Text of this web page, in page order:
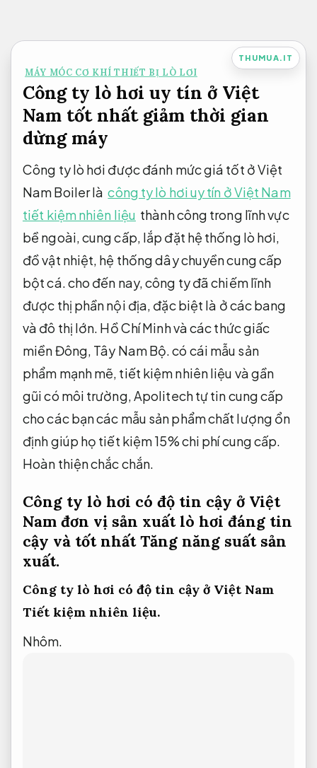
nội
dung
THUMUA.IT
MÁY MÓC CƠ KHÍ THIẾT BỊ LÒ LƠI
Công ty lò hơi uy tín ở Việt
Nam tốt nhất giảm thời gian
dừng máy
Công ty lò hơi được đánh mức giá tốt ở Việt
Nam Boiler là công ty lò hơi uy tín ở Việt Nam
tiết kiệm nhiên liệu thành công trong lĩnh vực
bề ngoài, cung cấp, lắp đặt hệ thống lò hơi,
đồ vật nhiệt, hệ thống dây chuyền cung cấp
bột cá. cho đến nay, công ty đã chiếm lĩnh
được thị phần nội địa, đặc biệt là ở các bang
và đô thị lớn. Hồ Chí Minh và các thức giấc
miền Đông, Tây Nam Bộ. có cái mẫu sản
phẩm mạnh mẽ, tiết kiệm nhiên liệu và gần
gũi có môi trường, Apolitech tự tin cung cấp
cho các bạn các mẫu sản phẩm chất lượng ổn
định giúp họ tiết kiệm 15% chi phí cung cấp.
Hoàn thiện chắc chắn.
Công ty lò hơi có độ tin cậy ở Việt
Nam đơn vị sản xuất lò hơi đáng tin
cậy và tốt nhấtTăng năng suất sản
xuất.
Công ty lò hơi có độ tin cậy ở Việt Nam
Tiết kiệm nhiên liệu.
Nhôm.